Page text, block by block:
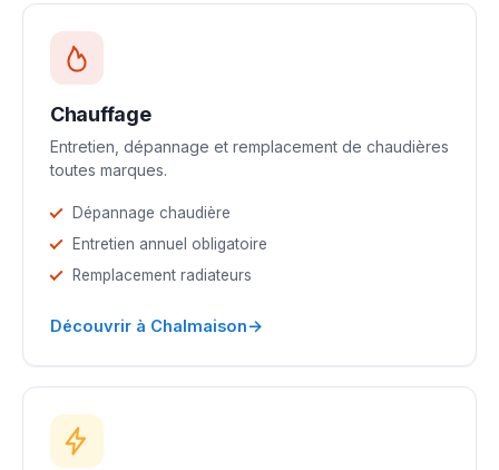
Chauffage
Entretien, dépannage et remplacement de chaudières
toutes marques.
Dépannage chaudière
Entretien annuel obligatoire
Remplacement radiateurs
Découvrir à Chalmaison→